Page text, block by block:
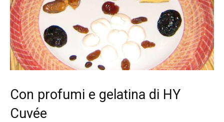
Con profumi e gelatina di HY
Cuvée